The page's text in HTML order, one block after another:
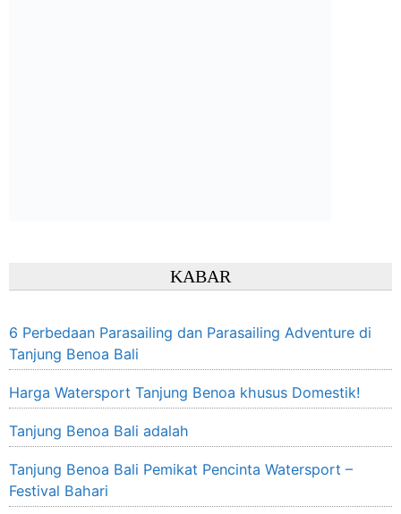
KABAR
6 Perbedaan Parasailing dan Parasailing Adventure di
Tanjung Benoa Bali
Harga Watersport Tanjung Benoa khusus Domestik!
Tanjung Benoa Bali adalah
Tanjung Benoa Bali Pemikat Pencinta Watersport –
Festival Bahari